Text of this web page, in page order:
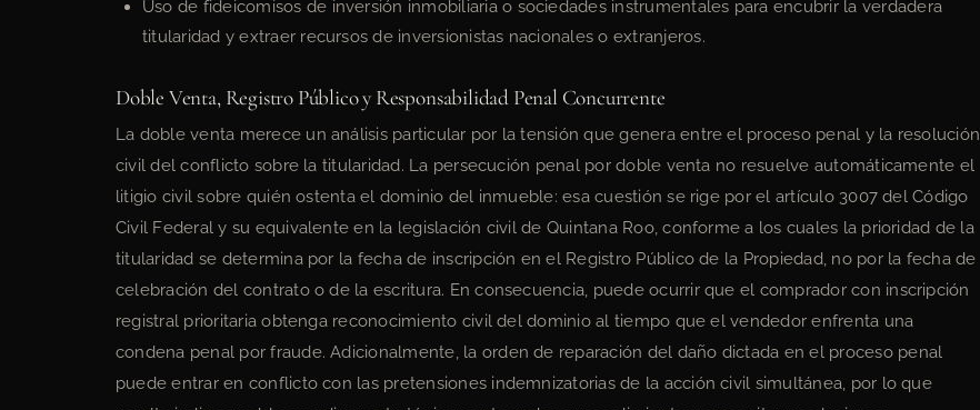
Uso de fideicomisos de inversión inmobiliaria o sociedades instrumentales para encubrir la verdadera
titularidad y extraer recursos de inversionistas nacionales o extranjeros.
Doble Venta, Registro Público y Responsabilidad Penal Concurrente
La doble venta merece un análisis particular por la tensión que genera entre el proceso penal y la resolución
civil del conflicto sobre la titularidad. La persecución penal por doble venta no resuelve automáticamente el
litigio civil sobre quién ostenta el dominio del inmueble: esa cuestión se rige por el artículo 3007 del Código
Civil Federal y su equivalente en la legislación civil de Quintana Roo, conforme a los cuales la prioridad de la
titularidad se determina por la fecha de inscripción en el Registro Público de la Propiedad, no por la fecha de
celebración del contrato o de la escritura. En consecuencia, puede ocurrir que el comprador con inscripción
registral prioritaria obtenga reconocimiento civil del dominio al tiempo que el vendedor enfrenta una
condena penal por fraude. Adicionalmente, la orden de reparación del daño dictada en el proceso penal
puede entrar en conflicto con las pretensiones indemnizatorias de la acción civil simultánea, por lo que